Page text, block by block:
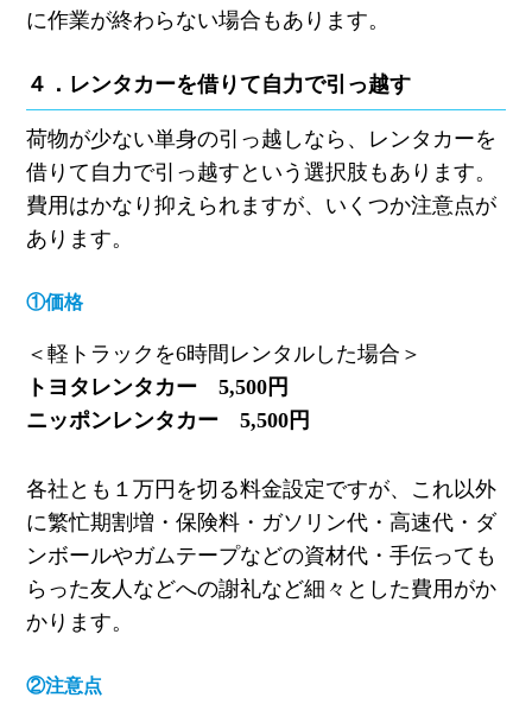
に作業が終わらない場合もあります。
４．レンタカーを借りて自力で引っ越す
荷物が少ない単身の引っ越しなら、レンタカーを
借りて自力で引っ越すという選択肢もあります。
費用はかなり抑えられますが、いくつか注意点が
あります。
①価格
＜軽トラックを6時間レンタルした場合＞
トヨタレンタカー 5,500円
ニッポンレンタカー 5,500円
各社とも１万円を切る料金設定ですが、これ以外
に繁忙期割増・保険料・ガソリン代・高速代・ダ
ンボールやガムテープなどの資材代・手伝っても
らった友人などへの謝礼など細々とした費用がか
かります。
②注意点